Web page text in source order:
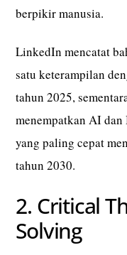
berpikir manusia.
LinkedIn mencatat
satu keterampilan
tahun 2025,
menempatkan AI
yang paling cepat
tahun 2030.
2. Critical
Solving